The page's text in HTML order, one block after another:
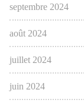
septembre 2024
août 2024
juillet 2024
juin 2024